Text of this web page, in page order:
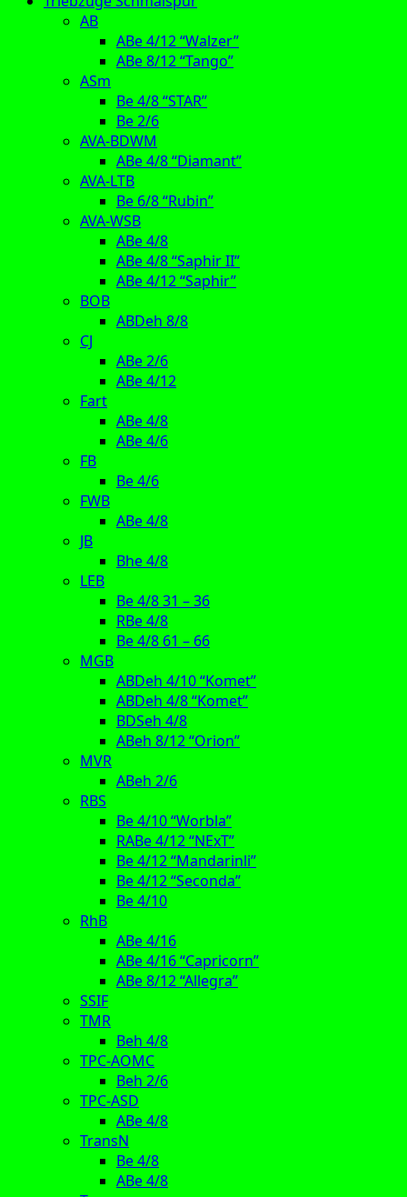
AB
ABe 4/12 “Walzer”
ABe 8/12 “Tango”
ASm
Be 4/8 “STAR”
Be 2/6
AVA-BDWM
ABe 4/8 “Diamant”
AVA-LTB
Be 6/8 “Rubin”
AVA-WSB
ABe 4/8
ABe 4/8 “Saphir II”
ABe 4/12 “Saphir”
BOB
ABDeh 8/8
CJ
ABe 2/6
ABe 4/12
Fart
ABe 4/8
ABe 4/6
FB
Be 4/6
FWB
ABe 4/8
JB
Bhe 4/8
LEB
Be 4/8 31 – 36
RBe 4/8
Be 4/8 61 – 66
MGB
ABDeh 4/10 “Komet”
ABDeh 4/8 “Komet”
BDSeh 4/8
ABeh 8/12 “Orion”
MVR
ABeh 2/6
RBS
Be 4/10 “Worbla”
RABe 4/12 “NExT”
Be 4/12 “Mandarinli”
Be 4/12 “Seconda”
Be 4/10
RhB
ABe 4/16
ABe 4/16 “Capricorn”
ABe 8/12 “Allegra”
SSIF
TMR
Beh 4/8
TPC-AOMC
Beh 2/6
TPC-ASD
ABe 4/8
TransN
Be 4/8
ABe 4/8